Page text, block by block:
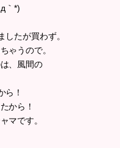
｀*)
たが買わず。
ゃうので。
、風間の
ら！
から！
マです。